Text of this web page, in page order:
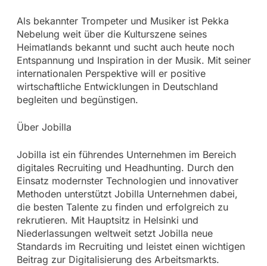
Als bekannter Trompeter und Musiker ist Pekka
Nebelung weit über die Kulturszene seines
Heimatlands bekannt und sucht auch heute noch
Entspannung und Inspiration in der Musik. Mit seiner
internationalen Perspektive will er positive
wirtschaftliche Entwicklungen in Deutschland
begleiten und begünstigen.
Über Jobilla
Jobilla ist ein führendes Unternehmen im Bereich
digitales Recruiting und Headhunting. Durch den
Einsatz modernster Technologien und innovativer
Methoden unterstützt Jobilla Unternehmen dabei,
die besten Talente zu finden und erfolgreich zu
rekrutieren. Mit Hauptsitz in Helsinki und
Niederlassungen weltweit setzt Jobilla neue
Standards im Recruiting und leistet einen wichtigen
Beitrag zur Digitalisierung des Arbeitsmarkts.